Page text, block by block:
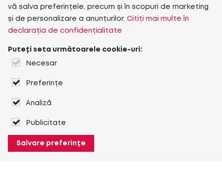
vă salva preferințele, precum și în scopuri de marketing
și de personalizare a anunțurilor. Citiți mai multe în
declarația de confidențialitate
Puteți seta următoarele cookie-uri:
Necesar
Preferințe
Analiză
Publicitate
Salvare preferințe